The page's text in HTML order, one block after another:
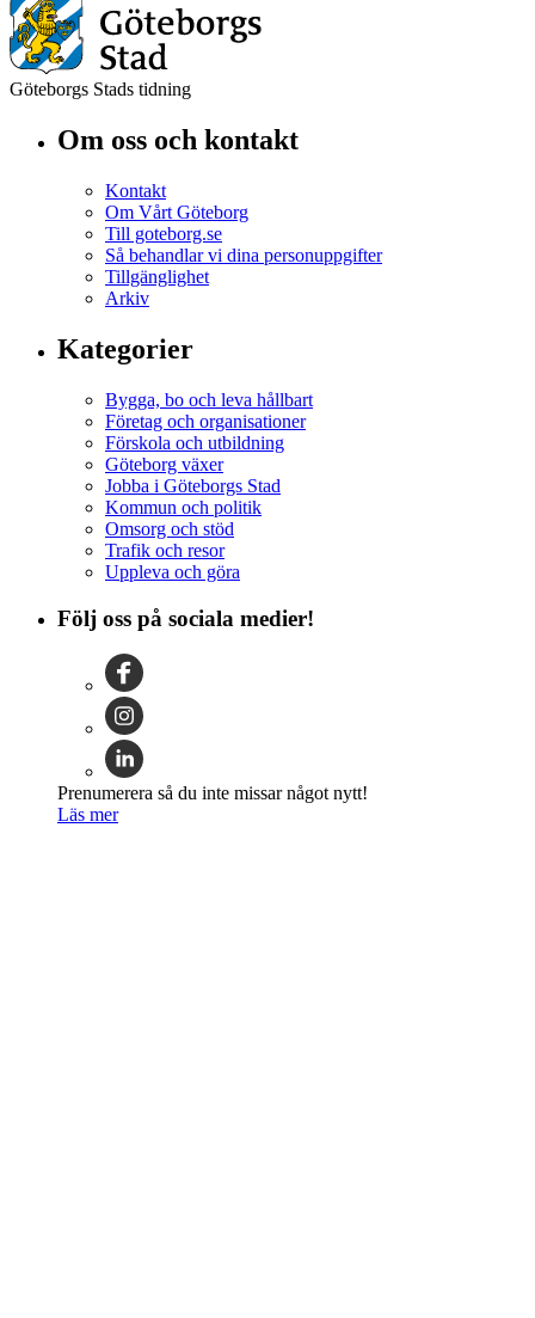
Göteborgs Stads tidning
Om oss och kontakt
Kontakt
Om Vårt Göteborg
Till goteborg.se
Så behandlar vi dina personuppgifter
Tillgänglighet
Arkiv
Kategorier
Bygga, bo och leva hållbart
Företag och organisationer
Förskola och utbildning
Göteborg växer
Jobba i Göteborgs Stad
Kommun och politik
Omsorg och stöd
Trafik och resor
Uppleva och göra
Följ oss på sociala medier!
Prenumerera så du inte missar något nytt!
Läs mer